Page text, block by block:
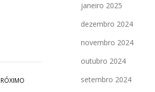
janeiro 2025
dezembro 2024
novembro 2024
outubro 2024
setembro 2024